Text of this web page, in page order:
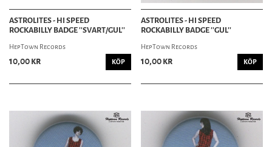
ASTROLITES - HI SPEED
ROCKABILLY BADGE ''SVART/GUL''
HepTown Records
10,00 kr KÖP
ASTROLITES - HI SPEED
ROCKABILLY BADGE ''GUL''
HepTown Records
10,00 kr KÖP